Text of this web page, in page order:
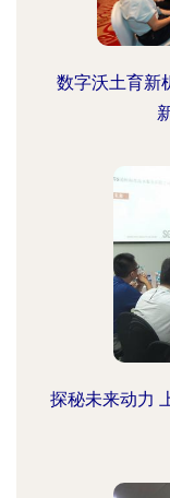
数字沃土育新
探秘未来动力